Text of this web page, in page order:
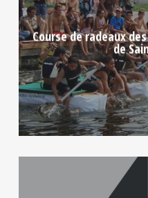
Course de radeaux
de